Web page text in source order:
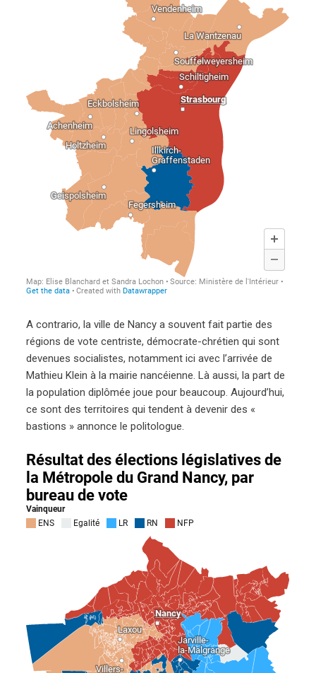
A contrario, la ville de Nancy a souvent fait partie des
régions de vote centriste, démocrate-chrétien qui sont
devenues socialistes, notamment ici avec l’arrivée de
Mathieu Klein à la mairie nancéienne. Là aussi, la part de
la population diplômée joue pour beaucoup. Aujourd’hui,
ce sont des territoires qui tendent à devenir des «
bastions » annonce le politologue.